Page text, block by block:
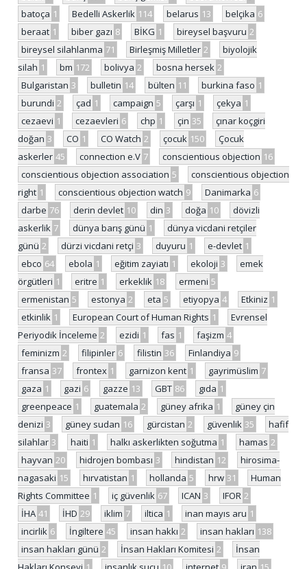
batoça 1 Bedelli Askerlik 114 belarus 13 belçika 6
beraat 1 biber gazı 8 BİKG 1 bireysel başvuru 2
bireysel silahlanma 71 Birleşmiş Milletler 2
biyolojik
silah 1 bm 172 bolivya 2 bosna hersek 2
Bulgaristan 3 bulletin 14 bülten 11 burkina faso 1
burundi 2 çad 1 campaign 5 çarşı 1 çekya 1
cezaevi 1 cezaevleri 6 chp 1 çin 35
çınar koçgiri
doğan 3 CO 1 CO Watch 2 çocuk 150
Çocuk
askerler 45 connection e.V 7 conscientious objection 16
conscientious objection association 5
conscientious objection
right 1 conscientious objection watch 9 Danimarka 6
darbe 76 derin devlet 10 din 3 doğa 10
dövizli
askerlik 7 dünya barış günü 1
dünya vicdani retçiler
günü 2 dürzi vicdani retçi 3 duyuru 1 e-devlet 1
ebco 64 ebola 1 eğitim zayiatı 1 ekoloji 3
emek
örgütleri 1 eritre 1 erkeklik 18 ermeni 5
ermenistan 5 estonya 2 eta 5 etiyopya 4 Etkiniz 1
etkinlik 1 European Court of Human Rights 1
Evrensel
Periyodik İnceleme 2 ezidi 1 fas 1 faşizm 4
feminizm 2 filipinler 6 filistin 36 Finlandiya 9
fransa 37 frontex 1 garnizon kent 1 gayrimüslim 7
gaza 1 gazi 6 gazze 13 GBT 86 gıda 1
greenpeace 1 guatemala 2 güney afrika 1
güney çin
denizi 3 güney sudan 16 gürcistan 2 güvenlik 35
hafif
silahlar 3 haiti 1 halkı askerlikten soğutma 1 hamas 2
hayvan 20 hidrojen bombası 3 hindistan 12
hirosima-
nagasaki 15 hırvatistan 1 hollanda 5 hrw 31
Human
Rights Committee 1 iç güvenlik 67 ICAN 3 IFOR 2
İHA 41 İHD 29 iklim 7 iltica 1 inan mayıs aru 1
incirlik 6 İngiltere 45 insan hakkı 2 insan hakları 138
insan hakları günü 2 İnsan Hakları Komitesi 2
İnsan